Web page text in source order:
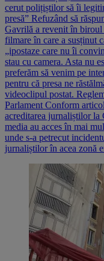
cerut polițiștilor să îi
presă” Refuzând să
Gavrilă a revenit în biroul
filmare în care a susținut
„ipostaze care nu îi
stau cu camera. Asta nu
preferăm să venim pe
pentru că presa ne
videoclipul postat.
Parlament Conform
acreditarea jurnaliștilor la
media au acces în mai
unde s-a petrecut
jurnaliștilor în acea zonă